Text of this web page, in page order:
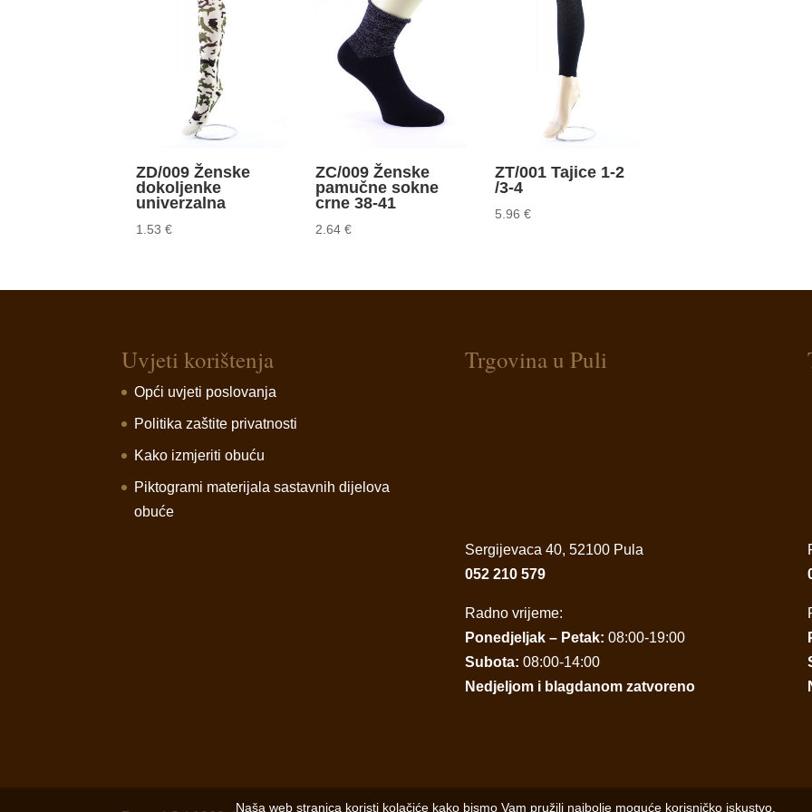
ZD/009 Ženske
dokoljenke
univerzalna
1.53€
ZC/009 Ženske
pamučne sokne
crne 38-41
2.64€
ZT/001 Tajice 1-2
/3-4
5.96€
Uvjeti korištenja
Opći uvjeti poslovanja
Politika zaštite privatnosti
Kako izmjeriti obuću
Piktogrami materijala sastavnih dijelova
obuće
Trgovina u Puli
Sergijevaca 40, 52100 Pula
052 210 579
Radno vrijeme:
Ponedjeljak – Petak: 08:00-19:00
Subota: 08:00-14:00
Nedjeljom i blagdanom zatvoreno
Naša web stranica koristi kolačiće kako bismo Vam pružili najbolje moguće korisničko iskustvo.